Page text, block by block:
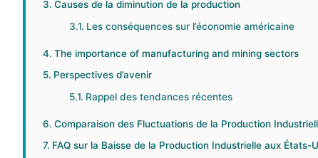
Causes de la diminution de la production
Les conséquences sur l’économie américaine
The importance of manufacturing and mining sectors
Perspectives d’avenir
Rappel des tendances récentes
Comparaison des Fluctuations de la Production
FAQ sur la Baisse de la Production Industrielle aux États-